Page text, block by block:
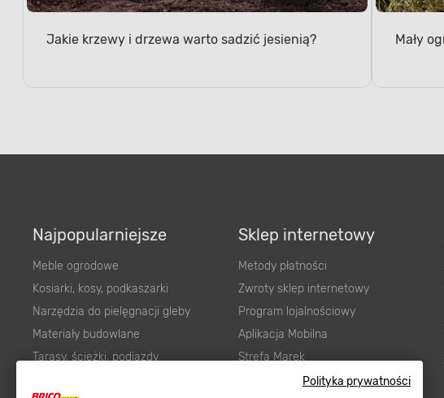
Polityka prywatności
Kosiarki, kosy, podkaszarki
Narzędzia do pielęgnacji gleby
Materiały budowlane
Tarasy, ścieżki, podjazdy
Podłoża i ziemie do ogrodu
Zwroty sklep internetowy
Program lojalnościowy
Aplikacja Mobilna
Strefa Marek
Zgłoś błąd